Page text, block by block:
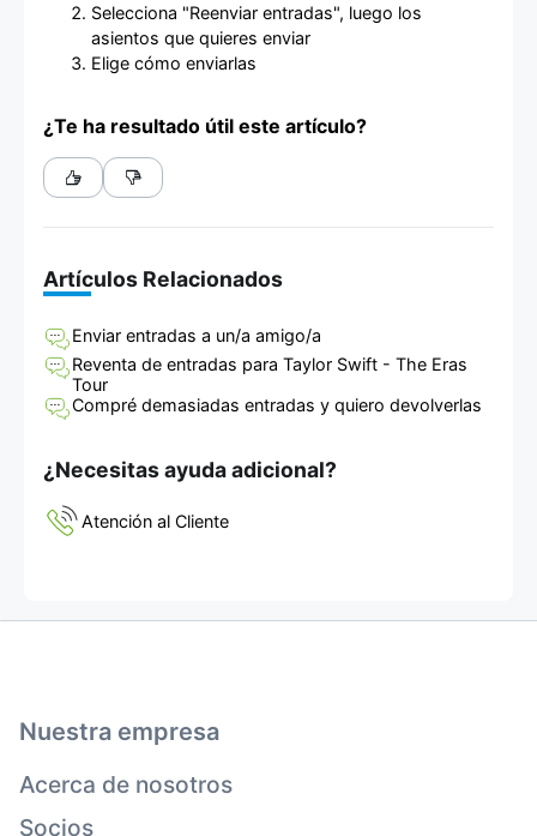
Selecciona "Reenviar entradas", luego los
asientos que quieres enviar
Elige cómo enviarlas
¿Te ha resultado útil este artículo?
Artículos Relacionados
Enviar entradas a un/a amigo/a
Reventa de entradas para Taylor Swift - The Eras
Tour
Compré demasiadas entradas y quiero devolverlas
¿Necesitas ayuda adicional?
Atención al Cliente
Nuestra empresa
Acerca de nosotros
Socios